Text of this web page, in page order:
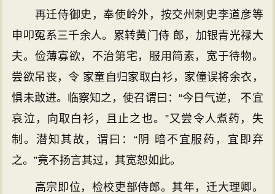
再迁侍御史，奉使岭外，按交州刺史李道彦等
申叩冤系三千余人。累转黄门侍 郎，加银青光禄大
夫。俭薄寡欲，不治第宅，服用简素，宽于待物。
尝欲吊丧，令 家童自归家取白衫，家僮误将余衣，
惧未敢进。临察知之，使召谓曰：“今日气逆， 不宜
哀泣，向取白衫，且止之也。”又尝令人煮药，失
制。潜知其故，谓曰：“阴 暗不宜服药，宜即弃
之。”竟不扬言其过，其宽恕如此。
高宗即位，检校吏部侍郎。其年，迁大理卿。